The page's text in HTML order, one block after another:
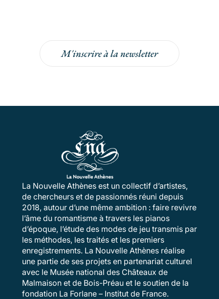
M'inscrire à la newsletter
La Nouvelle Athènes est un collectif d’artistes,
de chercheurs et de passionnés réuni depuis
2018, autour d’une même ambition : faire revivre
l’âme du romantisme à travers les pianos
d’époque, l’étude des modes de jeu transmis par
les méthodes, les traités et les premiers
enregistrements. La Nouvelle Athènes réalise
une partie de ses projets en partenariat culturel
avec le Musée national des Châteaux de
Malmaison et de Bois-Préau et le soutien de la
fondation La Forlane – Institut de France.